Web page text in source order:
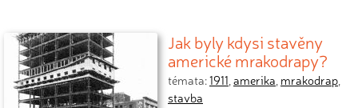
Jak byly kdysi stavěny
americké mrakodrapy?
témata:1911,amerika, mrakodrap,
stavba